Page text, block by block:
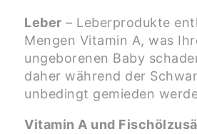
Leber – Leberprodukte
Mengen Vitamin A, was
ungeborenen Baby
daher während der
unbedingt gemieden
Vitamin A und